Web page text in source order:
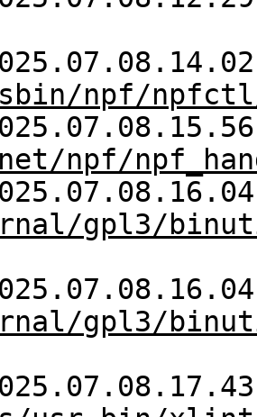
npf/npfctl/
npf/
gpl3/
gpl3/